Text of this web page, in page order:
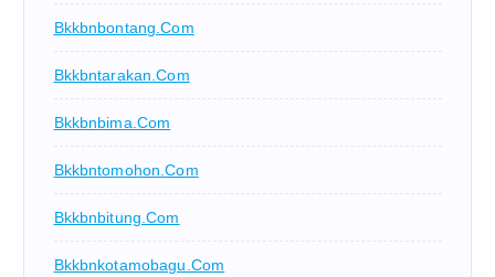
Bkkbnbontang.com
Bkkbntarakan.com
Bkkbnbima.com
Bkkbntomohon.com
Bkkbnbitung.com
Bkkbnkotamobagu.com